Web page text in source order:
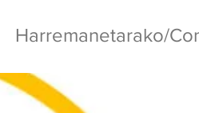
Harremanetarako/